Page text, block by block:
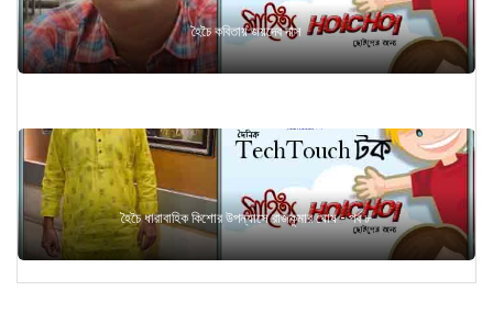
হৈচৈ কবিতায় জয়দেব দাস
হৈচৈ ধারাবাহিক কিশোর উপন্যাসে রাজকুমার ঘোষ - পর্ব ৮